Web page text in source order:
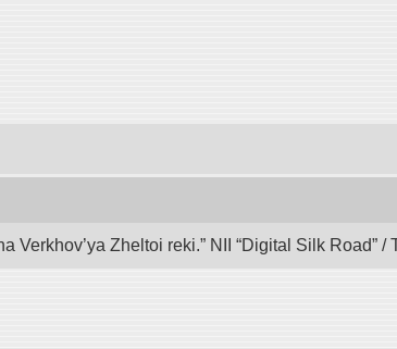
Zheltoi reki.” NII “Digital Silk Road”